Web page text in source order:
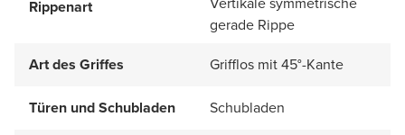
Rippenart
gerade Rippe
Art des Griffes
Grifflos mit 45°-Kante
Türen und Schubladen Schubladen